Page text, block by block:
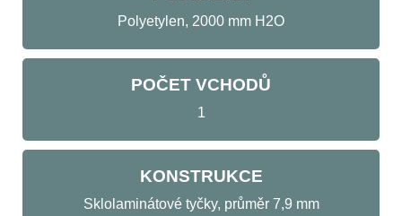
Polyetylen, 2000 mm H2O
POČET VCHODŮ
1
KONSTRUKCE
Sklolaminátové tyčky, průměr 7,9 mm